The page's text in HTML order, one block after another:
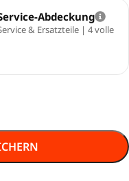
Abdeckung
& Ersatzteile | 4 volle